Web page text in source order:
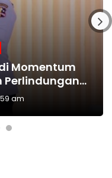
Momentum
Perlindungan
Anak
am
KPK Tidak Sah
Era
Tangkap 1
Paksa
Sigi
ADD